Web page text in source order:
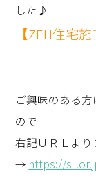
した♪
【ZEH住宅
ご興味のある
ので
右記ＵＲＬより
→ https://